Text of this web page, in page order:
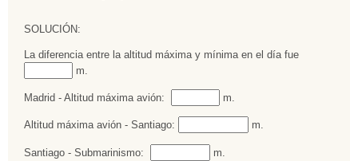
SOLUCIÓN:
La diferencia entre la altitud máxima y mínima en el día fue
m.
Madrid - Altitud máxima avión: Rellenar huecos (2):
m.
Altitud máxima avión - Santiago: Rellenar huecos (3):
m.
Santiago - Submarinismo: Rellenar huecos (4):
m.